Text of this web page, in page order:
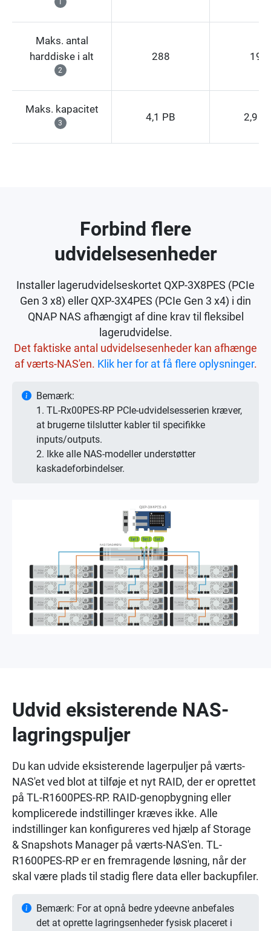
Maks. antal
harddiske i alt
2
288 192
Maks. kapacitet
3 4,1 PB 2,9
Forbind flere
udvidelsesenheder
Installer lagerudvidelseskortet QXP-3X8PES (PCIe
Gen 3 x8) eller QXP-3X4PES (PCIe Gen 3 x4) i din
QNAP NAS afhængigt af dine krav til fleksibel
lagerudvidelse.
Det faktiske antal udvidelsesenheder kan afhænge
af værts-NAS'en. Klik her for at få flere oplysninger.
Bemærk:
1. TL-Rx00PES-RP PCIe-udvidelsesserien kræver,
at brugerne tilslutter kabler til specifikke
inputs/outputs.
2. Ikke alle NAS-modeller understøtter
kaskadeforbindelser.
Udvid eksisterende NAS-
lagringspuljer
Du kan udvide eksisterende lagerpuljer på værts-
NAS'et ved blot at tilføje et nyt RAID, der er oprettet
på TL-R1600PES-RP. RAID-genopbygning eller
komplicerede indstillinger kræves ikke. Alle
indstillinger kan konfigureres ved hjælp af Storage
& Snapshots Manager på værts-NAS'en. TL-
R1600PES-RP er en fremragende løsning, når der
skal være plads til stadig flere data eller backupfiler.
Bemærk: For at opnå bedre ydeevne anbefales
det at oprette lagringsenheder fysisk placeret i